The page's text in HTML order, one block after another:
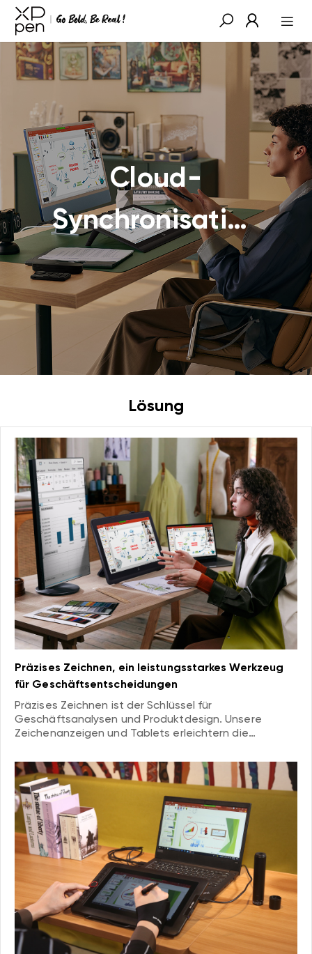
Cloud-
Synchronisation
auf einem
Bildschirm,
grenzenlose
Bürolösungen
Lösung
Präzises Zeichnen, ein leistungsstarkes Werkzeug
für Geschäftsentscheidungen
Präzises Zeichnen ist der Schlüssel für
Geschäftsanalysen und Produktdesign. Unsere
Zeichenanzeigen und Tablets erleichtern die
eine intuitive Grundlage für Entscheidungen bieten
und die Erfolgsquoten von Projekten verbessern.